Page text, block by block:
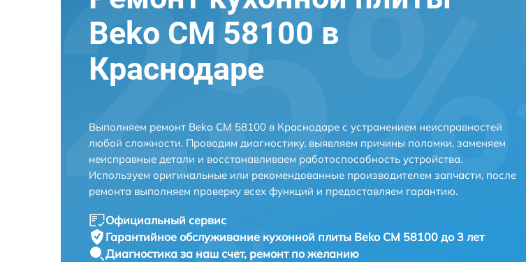
Beko CM 58100 в
Краснодаре
Выполняем ремонт Beko CM 58100 в Краснодаре с устранением неисправностей
любой сложности. Проводим диагностику, выявляем причины поломки, заменяем
неисправные детали и восстанавливаем работоспособность устройства.
Используем оригинальные или рекомендованные производителем запчасти, после
ремонта выполняем проверку всех функций и предоставляем гарантию.
Официальный сервис
Гарантийное обслуживание кухонной плиты Beko CM 58100 до 3 лет
Диагностика за наш счет, ремонт по желанию